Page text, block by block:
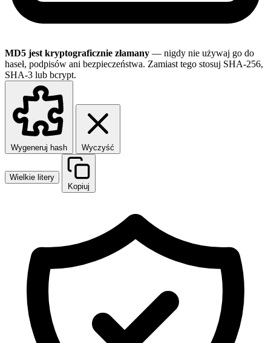
MD5 jest kryptograficznie złamany — nigdy nie używaj go do
haseł, podpisów ani bezpieczeństwa. Zamiast tego stosuj SHA-256,
SHA-3 lub bcrypt.
Wygeneruj hash Wyczyść
Wielkie litery
Kopiuj